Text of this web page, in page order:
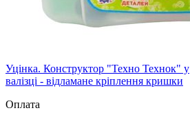
Уцінка. Конструктор "Техно Технок" у
валізці - відламане кріплення кришки
Оплата